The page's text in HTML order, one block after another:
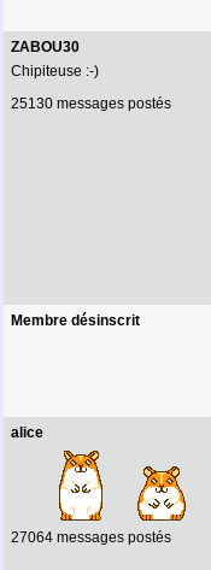
ZABOU30
Chipiteuse :-)
25130 messages postés
Membre désinscrit
alice
27064 messages postés